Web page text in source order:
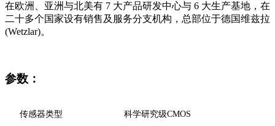
在欧洲、亚洲与北美有 7 大产品研发中心与 6 大生产基地，在
二十多个国家设有销售及服务分支机构，总部位于德国维兹拉
(Wetzlar)。
参数：
传感器类型 科学研究级CMOS